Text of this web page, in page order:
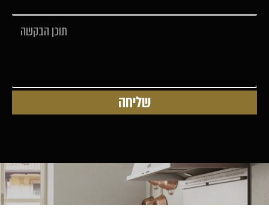
שליחה